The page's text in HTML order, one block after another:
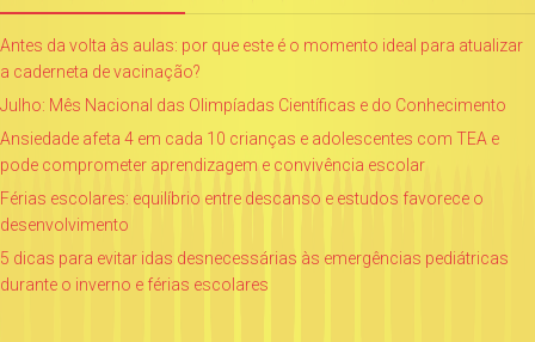
Antes da volta às aulas: por que este é o momento ideal para atualizar
a caderneta de vacinação?
Julho: Mês Nacional das Olimpíadas Científicas e do Conhecimento
Ansiedade afeta 4 em cada 10 crianças e adolescentes com TEA e
pode comprometer aprendizagem e convivência escolar
Férias escolares: equilíbrio entre descanso e estudos favorece o
desenvolvimento
5 dicas para evitar idas desnecessárias às emergências pediátricas
durante o inverno e férias escolares